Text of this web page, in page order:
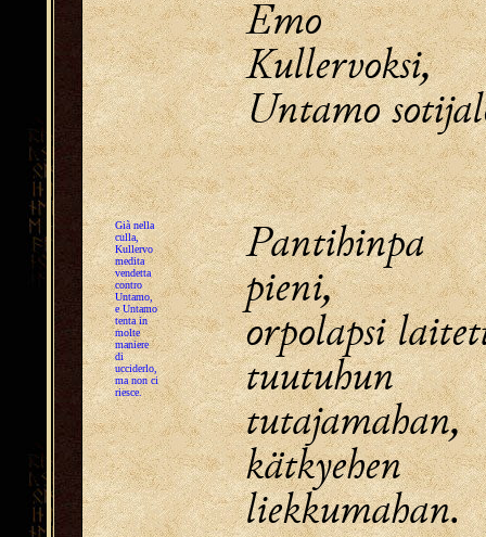
Emo
Kullervoksi,
Untamo
Già nella
culla,
Kullervo
medita
vendetta
contro
Untamo,
e Untamo
tenta in
molte
maniere
di
ucciderlo,
ma non ci
riesce.
Pantihinpa
pieni,
orpolapsi
tuutuhun
tutajamahan,
kätkyehen
liekkumahan.